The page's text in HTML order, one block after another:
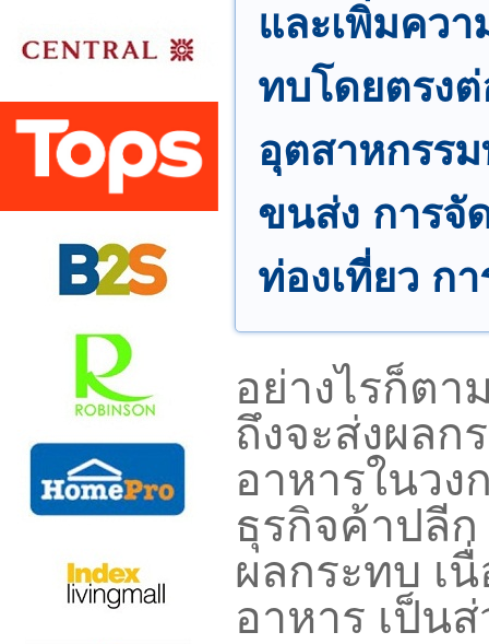
และเพิ่มคว
ทบโดยตรง
อุตสาหกรร
ขนส่ง การจั
ท่องเที่ยว ก
อย่างไรก็ต
ถึงจะส่งผล
อาหารในว
ธุรกิจค้าปลี
ผลกระทบ เ
อาหาร เป็น